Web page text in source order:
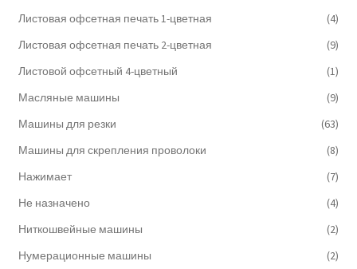
Листовая офсетная печать 1-цветная
(4)
Листовая офсетная печать 2-цветная
(9)
Листовой офсетный 4-цветный
(1)
Масляные машины
(9)
Машины для резки
(63)
Машины для скрепления проволоки
(8)
Нажимает
(7)
Не назначено
(4)
Ниткошвейные машины
(2)
Нумерационные машины
(2)